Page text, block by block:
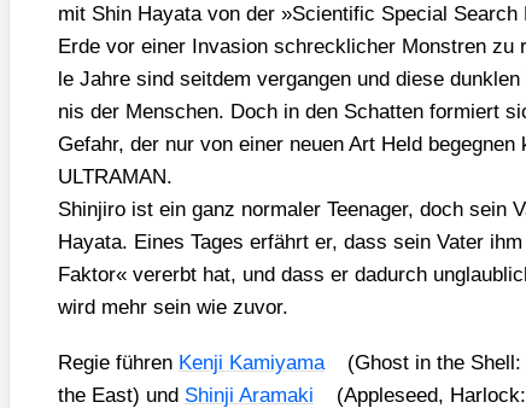
mit Shin Haya­ta von der »Sci­en­ti­fic Spe­cial
Erde vor einer Inva­si­on schreck­li­cher Mons­tren zu
le Jah­re sind seit­dem ver­gan­gen und die­se
nis der Men­schen. Doch in den Schat­ten for­miert
Gefahr, der nur von einer neu­en Art Held begeg­nen
ULTRAMAN.
Shin­ji­ro ist ein ganz nor­ma­ler Teen­ager, doch sein
Haya­ta. Eines Tages erfährt er, dass sein Vater
Fak­tor« ver­erbt hat, und dass er dadurch
wird mehr sein wie zuvor.
Regie füh­ren Ken­ji Kami­ya­ma (Ghost in the
the East) und Shin­ji Ara­ma­ki (App­le­seed,